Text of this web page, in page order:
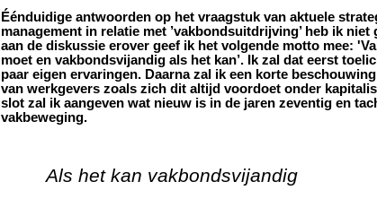
Éénduidige antwoorden op het vraagstuk van aktuele
management in relatie met ’vakbondsuitdrijving’ heb ik
aan de diskussie erover geef ik het volgende motto mee:
moet en vakbondsvijandig als het kan’. Ik zal dat eerst
paar eigen ervaringen. Daarna zal ik een korte
van werkgevers zoals zich dit altijd voordoet onder
slot zal ik aangeven wat nieuw is in de jaren zeventig en
vakbeweging.
Als het kan vakbondsvijandig